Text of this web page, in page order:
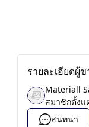
รายละเอียดผู้ข
Materiall
สมาชิกตั้งแ
สนทนา